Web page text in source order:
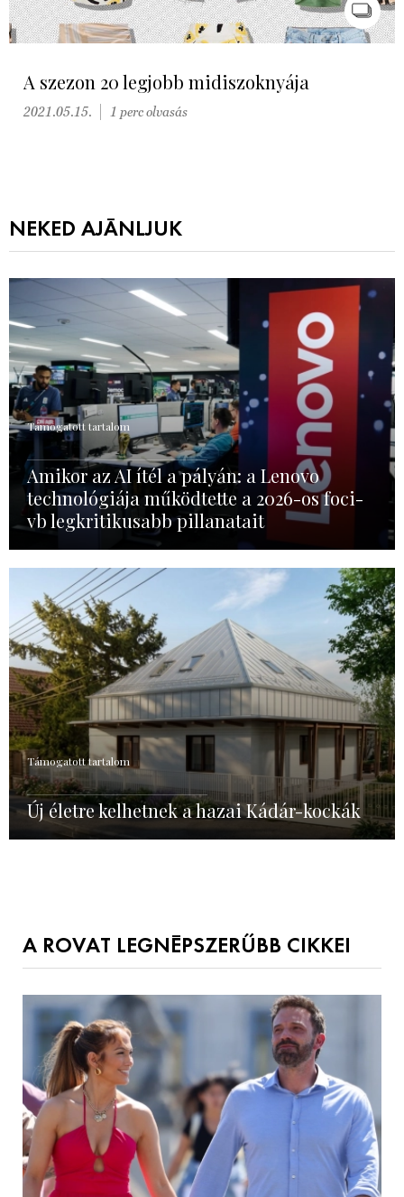
A szezon 20 legjobb midiszoknyája
2021.05.15. 1 perc olvasás
NEKED AJÁNLJUK
Támogatott tartalom
Amikor az AI ítél a pályán: a Lenovo
technológiája működtette a 2026-os foci-
vb legkritikusabb pillanatait
Támogatott tartalom
Új életre kelhetnek a hazai Kádár-kockák
A ROVAT LEGNÉPSZERŰBB CIKKEI